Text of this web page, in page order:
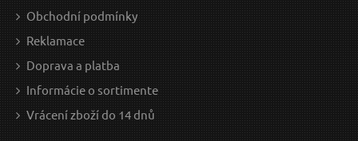
Obchodní podmínky
Reklamace
Doprava a platba
Informácie o sortimente
Vrácení zboží do 14 dnů